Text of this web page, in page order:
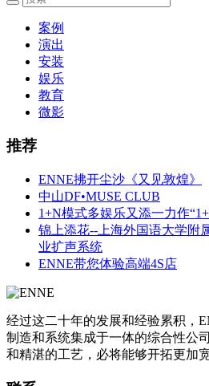
案例
演出
安装
娱乐
教育
微影
推荐
ENNE拂开尘沙《又见敦煌》
中山DF•MUSE CLUB
1+N模式多娱乐又添一力作
锦上添花--上海外国语大学附
业扩声系统
ENNE带您体验高端4S店
经过这二十年的发展和经验累积，
制造和系统集成于一体的综合性公
和精湛的工艺，必将能够开拓更加